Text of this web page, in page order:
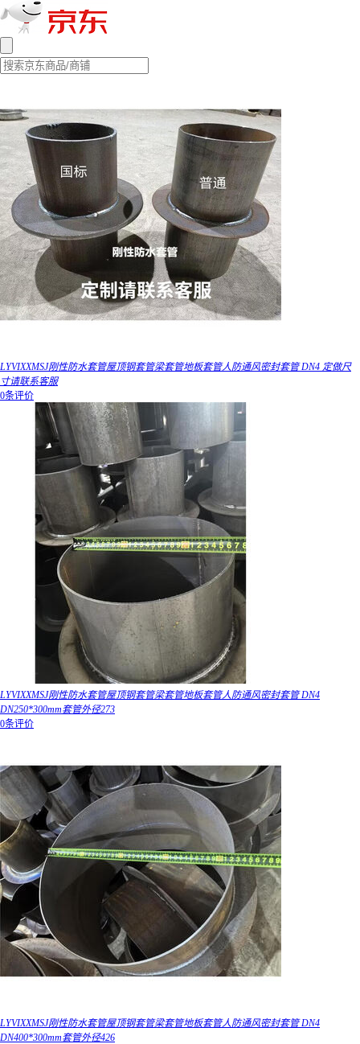
LYVIXXMSJ刚性防水套管屋顶钢套管梁套管地板套管人防通风密封套管 DN4 定做尺
寸请联系客服
0条评价
LYVIXXMSJ刚性防水套管屋顶钢套管梁套管地板套管人防通风密封套管 DN4
DN250*300mm套管外径273
0条评价
LYVIXXMSJ刚性防水套管屋顶钢套管梁套管地板套管人防通风密封套管 DN4
DN400*300mm套管外径426